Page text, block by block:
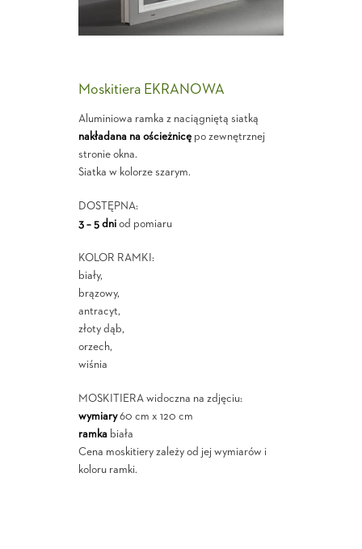
Moskitiera EKRANOWA
Aluminiowa ramka z naciągniętą siatką
nakładana na ościeżnicępo zewnętrznej
stronie okna.
Siatka w kolorze szarym.
DOSTĘPNA:
3 – 5 dniod pomiaru
KOLOR RAMKI:
biały,
brązowy,
antracyt,
złoty dąb,
orzech,
wiśnia
MOSKITIERA widoczna na zdjęciu:
wymiary60 cm x 120 cm
ramkabiała
Cena moskitiery zależy od jej wymiarów i
koloru ramki.